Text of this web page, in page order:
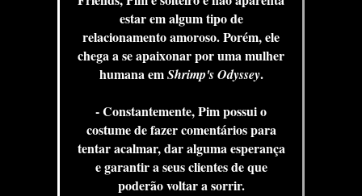
estar em algum tipo de
relacionamento amoroso. Porém, ele
chega a se apaixonar por uma mulher
humana emShrimp's Odyssey.
- Constantemente, Pim possui o
costume de fazer comentários para
tentar acalmar, dar alguma esperança
e garantir a seus clientes de que
poderão voltar a sorrir.